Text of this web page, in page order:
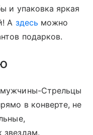
и упаковка яркая
А здесь можно
подарков.
Стрельцы
в конверте, не
звездам.